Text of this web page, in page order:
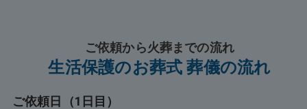
ご依頼から火葬までの流れ
生活保護のお葬式 葬儀の流れ
ご依頼日（1日目）